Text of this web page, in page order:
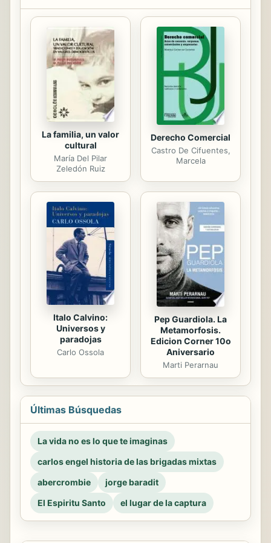
maravillosas historias donde reyes,
principes, animales, brujas y
extraterrestres tocaran el corazon
de los lectores. Con este libro el
autor quiso hacer un homenaje
especial a su abuela Carmen Pardo y
a un regalo a su sobrina Daniela
Monsalve; a quien le dedico ...
La familia, un valor
cultural
María Del Pilar
Zeledón Ruiz
Derecho Comercial
Castro De Cifuentes,
Marcela
Italo Calvino:
Universos y
paradojas
Carlo Ossola
Pep Guardiola. La
Metamorfosis.
Edicion Corner 10o
Aniversario
Marti Perarnau
Últimas Búsquedas
La vida no es lo que te imaginas
carlos engel historia de las brigadas mixtas
abercrombie
jorge baradit
El Espiritu Santo
el lugar de la captura